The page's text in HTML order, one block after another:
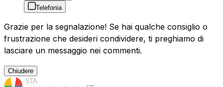
Telefonia
Grazie per la segnalazione! Se hai qualche consiglio o
frustrazione che desideri condividere, ti preghiamo di
lasciare un messaggio nei commenti.
Chiudere